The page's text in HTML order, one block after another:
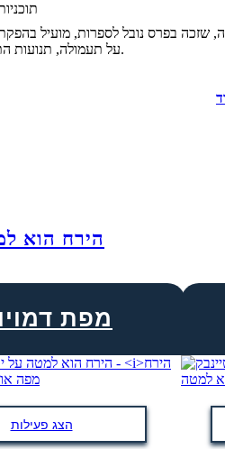
שזכה בפרס נובל לספרות, מועיל
על תעמולה, תנועות התנגדות ומלחמת העולם השנייה.
הירח הוא
מפת
הצג פעילות